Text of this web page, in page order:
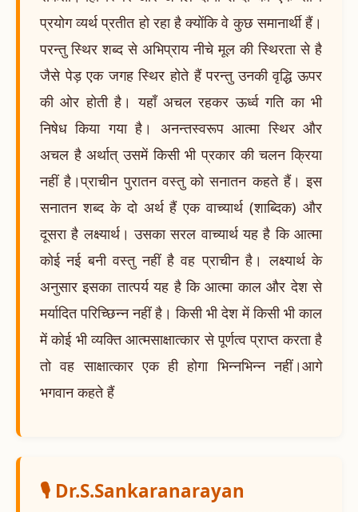
प्रयोग व्यर्थ प्रतीत हो रहा है क्योंकि वे कुछ समानार्थी हैं।
परन्तु स्थिर शब्द से अभिप्राय नीचे मूल की स्थिरता से है
जैसे पेड़ एक जगह स्थिर होते हैं परन्तु उनकी वृद्धि ऊपर
की ओर होती है। यहाँ अचल रहकर ऊर्ध्व गति का भी
निषेध किया गया है। अनन्तस्वरूप आत्मा स्थिर और
अचल है अर्थात् उसमें किसी भी प्रकार की चलन क्रिया
नहीं है।प्राचीन पुरातन वस्तु को सनातन कहते हैं। इस
सनातन शब्द के दो अर्थ हैं एक वाच्यार्थ (शाब्दिक) और
दूसरा है लक्ष्यार्थ। उसका सरल वाच्यार्थ यह है कि आत्मा
कोई नई बनी वस्तु नहीं है वह प्राचीन है। लक्ष्यार्थ के
अनुसार इसका तात्पर्य यह है कि आत्मा काल और देश से
मर्यादित परिच्छिन्न नहीं है। किसी भी देश में किसी भी काल
में कोई भी व्यक्ति आत्मसाक्षात्कार से पूर्णत्व प्राप्त करता है
तो वह साक्षात्कार एक ही होगा भिन्नभिन्न नहीं।आगे
भगवान कहते हैं
🎙️ Dr.S.Sankaranarayan